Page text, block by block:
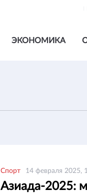
ЭКОНОМИКА
Спорт 14 февраля 2025,
Азиада-2025: